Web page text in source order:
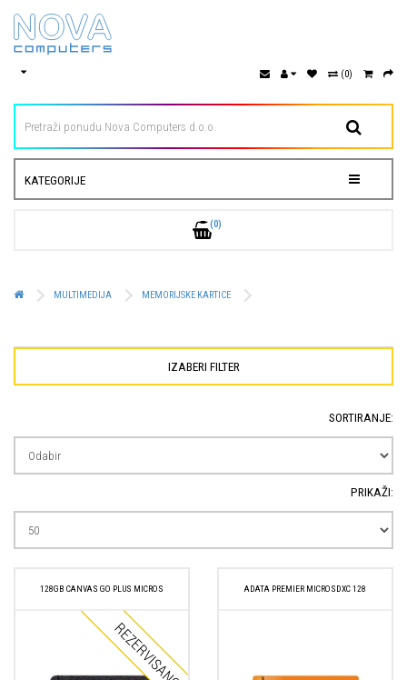
(0)
KATEGORIJE
(0)
MULTIMEDIJA MEMORIJSKE KARTICE
IZABERI FILTER
SORTIRANJE:
PRIKAŽI:
128GB CANVAS GO PLUS MICROS ADATA PREMIER MICROSDXC 128